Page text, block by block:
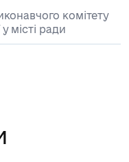
комітету
місті ради